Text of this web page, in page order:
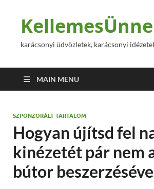
karácsonyi üdvözletek, karácsonyi
MAIN MENU
SZPONZORÁLT TARTALOM
Hogyan újítsd fel
kinézetét pár nem
bútor